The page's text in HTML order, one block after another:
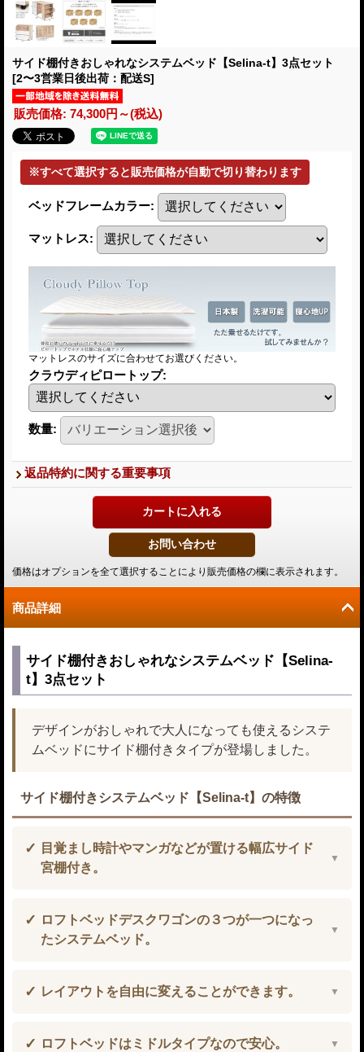
サイド棚付きおしゃれなシステムベッド【Selina-t】3点セット
[2〜3営業日後出荷：配送S]
販売価格: 74,300円～(税込)
ベッドフレームカラー:
マットレス:
マットレスのサイズに合わせてお選びください。
クラウディピロートップ:
数量:
返品特約に関する重要事項
価格はオプションを全て選択することにより販売価格の欄に表示されます。
商品詳細
サイド棚付きおしゃれなシステムベッド【Selina-
t】3点セット
デザインがおしゃれで大人になっても使えるシステ
ムベッドにサイド棚付きタイプが登場しました。
サイド棚付きシステムベッド【Selina-t】の特徴
目覚まし時計やマンガなどが置ける幅広サイド
宮棚付き。
ロフトベッドデスクワゴンの３つが一つになっ
たシステムベッド。
レイアウトを自由に変えることができます。
ロフトベッドはミドルタイプなので安心。